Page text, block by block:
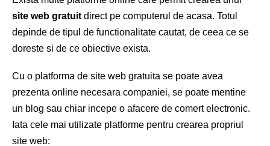
site web gratuit direct pe computerul de acasa. Totul
depinde de tipul de functionalitate cautat, de ceea ce se
doreste si de ce obiective exista.
Cu o platforma de site web gratuita se poate avea
prezenta online necesara companiei, se poate mentine
un blog sau chiar incepe o afacere de comert electronic.
Iata cele mai utilizate platforme pentru crearea propriul
site web: